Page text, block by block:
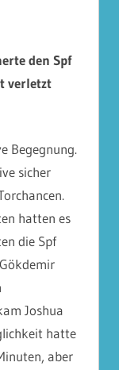
den Spf
verletzt
Begegnung.
sicher
hatten es
die Spf
Joshua
hatte
aber